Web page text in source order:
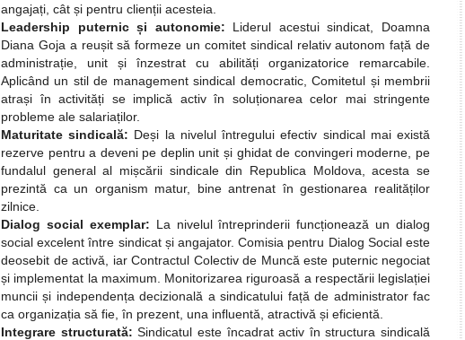
angajați, cât și pentru clienții acesteia.
Leadership puternic și autonomie: Liderul acestui sindicat, Doamna
Diana Goja a reușit să formeze un comitet sindical relativ autonom față de
administrație, unit și înzestrat cu abilități organizatorice remarcabile.
Aplicând un stil de management sindical democratic, Comitetul și membrii
atrași în activități se implică activ în soluționarea celor mai stringente
probleme ale salariaților.
Maturitate sindicală: Deși la nivelul întregului efectiv sindical mai există
rezerve pentru a deveni pe deplin unit și ghidat de convingeri moderne, pe
fundalul general al mișcării sindicale din Republica Moldova, acesta se
prezintă ca un organism matur, bine antrenat în gestionarea realităților
zilnice.
Dialog social exemplar: La nivelul întreprinderii funcționează un dialog
social excelent între sindicat și angajator. Comisia pentru Dialog Social este
deosebit de activă, iar Contractul Colectiv de Muncă este puternic negociat
și implementat la maximum. Monitorizarea riguroasă a respectării legislației
muncii și independența decizională a sindicatului față de administrator fac
ca organizația să fie, în prezent, una influentă, atractivă și eficientă.
Integrare structurată: Sindicatul este încadrat activ în structura sindicală